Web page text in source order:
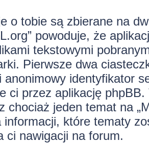
o tobie są zbierane na
powoduje, że
tekstowymi
Pierwsze dwa
anonimowy identyfikator
ci przez aplikację
chociaż jeden temat na
informacji, które tematy
ci nawigacji na forum.